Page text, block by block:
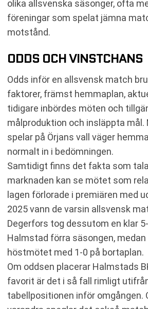
olika allsvenska säsonger, ofta
föreningar som spelat jämna
motstånd.
ODDS OCH VINSTCHANS
Odds inför en allsvensk match
faktorer, främst hemmaplan,
tidigare inbördes möten och
målproduktion och insläppta mål.
spelar på Örjans vall väger
normalt in i bedömningen.
Samtidigt finns det fakta som
marknaden kan se mötet som
lagen förlorade i premiären med
2025 vann de varsin allsvensk
Degerfors tog dessutom en klar
Halmstad förra säsongen,
höstmötet med 1-0 på bortaplan.
Om oddsen placerar Halmstads
favorit är det i så fall rimligt
tabellpositionen inför omgången.